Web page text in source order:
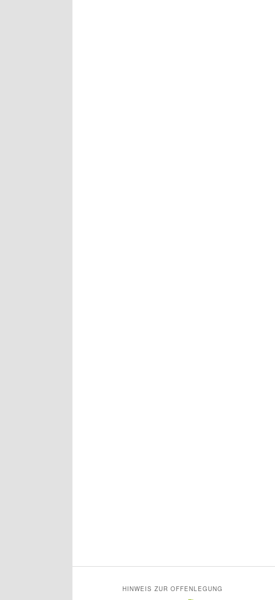
HINWEIS ZUR OFFENLEGUNG